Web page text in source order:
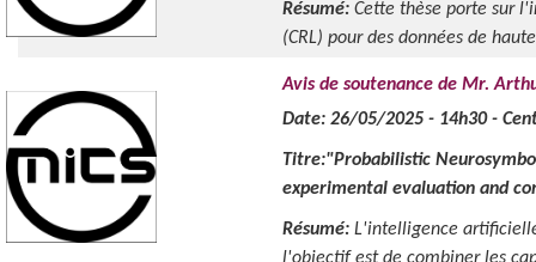
Résumé: Cette thèse porte sur
(CRL) pour des données de
Avis de soutenance de Mr.
Date: 26/05/2025 - 14h30 -
Titre:"Probabilistic
experimental evaluation and
Résumé: L'intelligence